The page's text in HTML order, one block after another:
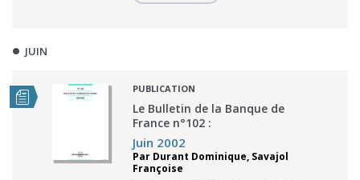
JUIN
PUBLICATION
Le Bulletin de la Banque de
France n°102 :
Juin 2002
Par Durant Dominique, Savajol
Françoise